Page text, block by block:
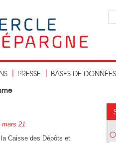
PRESSE BASES DE DONNÉES
21
Caisse des Dépôts et